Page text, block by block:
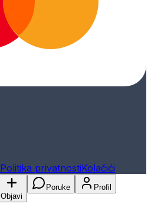
Politika privatnostiKolačići
Objavi
Poruke Profil